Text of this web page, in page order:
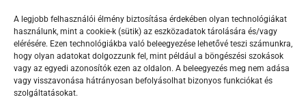
A legjobb felhasználói élmény biztosítása érdekében olyan technológiákat
használunk, mint a cookie-k (sütik) az eszközadatok tárolására és/vagy
elérésére. Ezen technológiákba való beleegyezése lehetővé teszi számunkra,
hogy olyan adatokat dolgozzunk fel, mint például a böngészési szokások
vagy az egyedi azonosítók ezen az oldalon. A beleegyezés meg nem adása
vagy visszavonása hátrányosan befolyásolhat bizonyos funkciókat és
szolgáltatásokat.
F
a
c
e
Y
o
u
t
T
i
k